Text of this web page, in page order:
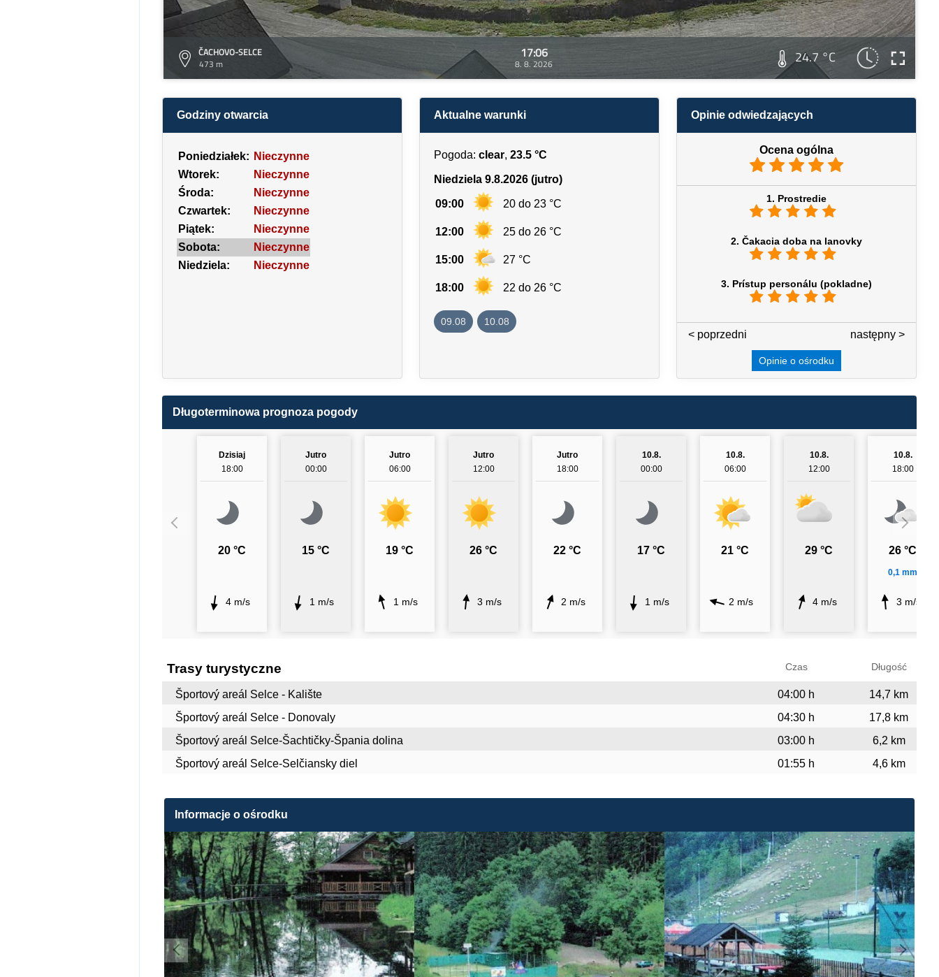
ČACHOVO-SELCE
473 m
17:06
8. 8. 2026 24.7 °C
Godziny otwarcia
Poniedziałek: Nieczynne
Wtorek:
Nieczynne
Środa:
Nieczynne
Czwartek:
Nieczynne
Piątek:
Nieczynne
Sobota:
Nieczynne
Niedziela:
Nieczynne
Aktualne warunki
Pogoda: clear, 23.5 °C
Niedziela 9.8.2026 (jutro)
09:00 20 do 23 °C
12:00 25 do 26 °C
15:00 27 °C
18:00 22 do 26 °C
09.08 10.08
Opinie odwiedzających
Ocena ogólna
1. Prostredie
2. Čakacia doba na lanovky
3. Prístup personálu (pokladne)
następny >
< poprzedni
Opinie o ośrodku
Długoterminowa prognoza pogody
Dzisiaj
18:00
20 °C
4 m/s
Jutro
00:00
15 °C
1 m/s
Jutro
06:00
19 °C
1 m/s
Jutro
12:00
26 °C
3 m/s
Jutro
18:00
22 °C
2 m/s
10.8.
00:00
17 °C
1 m/s
10.8.
06:00
21 °C
2 m/s
10.8.
12:00
29 °C
4 m/s
10.8.
18:00
26 °C
0,1 mm
3 m/s
Trasy turystyczne Czas Długość
Športový areál Selce - Kalište 04:00 h
14,7 km
Športový areál Selce - Donovaly
04:30 h
17,8 km
Športový areál Selce-Šachtičky-Špania dolina
03:00 h
6,2 km
Športový areál Selce-Selčiansky diel
01:55 h 4,6 km
Informacje o ośrodku